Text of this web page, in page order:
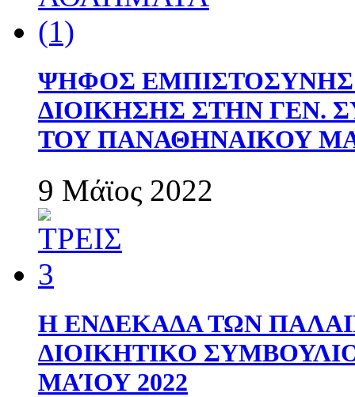
ΨΗΦΟΣ
ΔΙΟΙΚΗΣΗΣ ΣΤΗΝ ΓΕΝ.
ΤΟΥ ΠΑΝΑΘΗΝΑΙΚΟΥ
9 Μάϊος 2022
Η ΕΝΔΕΚΑΔΑ ΤΩΝ
ΔΙΟΙΚΗΤΙΚΟ
ΜΑΊΟΥ 2022